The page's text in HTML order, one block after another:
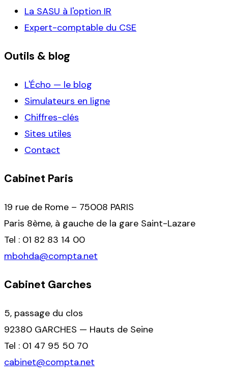
La SASU à l'option IR
Expert-comptable du CSE
Outils & blog
L'Écho — le blog
Simulateurs en ligne
Chiffres-clés
Sites utiles
Contact
Cabinet Paris
19 rue de Rome – 75008 PARIS
Paris 8ème, à gauche de la gare Saint-Lazare
Tel : 01 82 83 14 00
mbohda@compta.net
Cabinet Garches
5, passage du clos
92380 GARCHES — Hauts de Seine
Tel : 01 47 95 50 70
cabinet@compta.net